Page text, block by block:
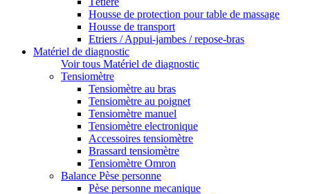
Housse de protection pour table de massage
Housse de transport
Etriers / Appui-jambes / repose-bras
Matériel de diagnostic
Voir tous Matériel de diagnostic
Tensiomètre
Tensiomètre au bras
Tensiomètre au poignet
Tensiomètre manuel
Tensiomètre electronique
Accessoires tensiomètre
Brassard tensiomètre
Tensiomètre Omron
Balance Pèse personne
Pèse personne mecanique